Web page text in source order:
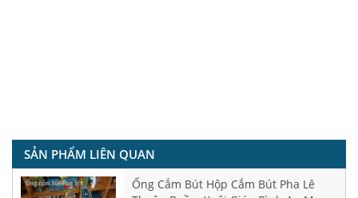
SẢN PHẨM LIÊN QUAN
Ống Cắm Bút Hộp Cắm Bút Pha Lê